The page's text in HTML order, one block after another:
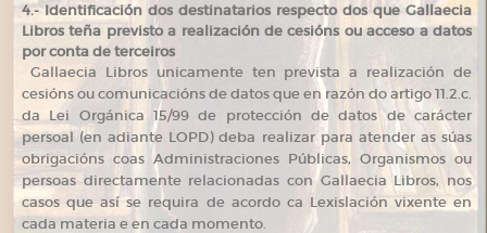
4.- Identificación dos destinatarios respecto dos que Gallaecia
Libros teña previsto a realización de cesións ou acceso a datos
por conta de terceiros
Gallaecia Libros unicamente ten prevista a realización de
cesións ou comunicacións de datos que en razón do artigo 11.2.c.
da Lei Orgánica 15/99 de protección de datos de carácter
persoal (en adiante LOPD) deba realizar para atender as súas
obrigacións coas Administraciones Públicas, Organismos ou
persoas directamente relacionadas con Gallaecia Libros, nos
casos que así se requira de acordo ca Lexislación vixente en
cada materia e en cada momento.